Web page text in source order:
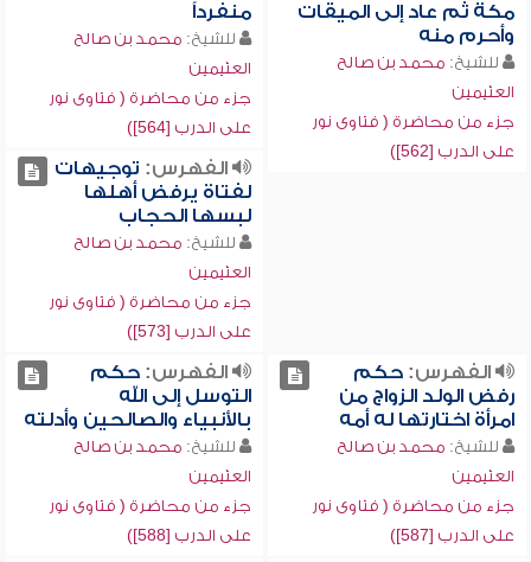
مكة ثم عاد إلى الميقات
وأحرم منه
للشيخ: محمد بن صالح
العثيمين
جزء من محاضرة ( فتاوى نور
على الدرب [562])
منفرداً
للشيخ: محمد بن صالح
العثيمين
جزء من محاضرة ( فتاوى نور
على الدرب [564])
الفهرس: توجيهات
لفتاة يرفض أهلها
لبسها الحجاب
للشيخ: محمد بن صالح
العثيمين
جزء من محاضرة ( فتاوى نور
على الدرب [573])
الفهرس:حكم
رفض الولد الزواج من
امرأة اختارتها له أمه
للشيخ: محمد بن صالح
العثيمين
جزء من محاضرة ( فتاوى نور
على الدرب [587])
الفهرس:حكم
التوسل إلى الله
بالأنبياء والصالحين وأدلته
للشيخ: محمد بن صالح
العثيمين
جزء من محاضرة ( فتاوى نور
على الدرب [588])